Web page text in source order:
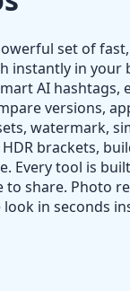
set of
instantly in
AI hashtags,
versions,
watermark,
brackets,
Every tool is
share. Photo
in seconds